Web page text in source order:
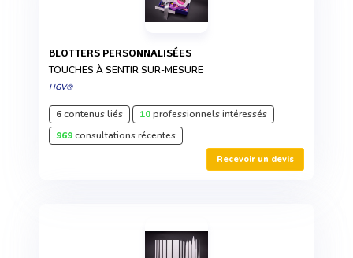
BLOTTERS PERSONNALISÉES
TOUCHES À SENTIR SUR-MESURE
HGV®
6contenus liés 10professionnels intéressés
969consultations récentes
Recevoir un devis